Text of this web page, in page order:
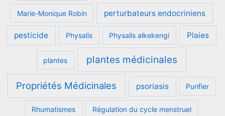
Marie-Monique Robin perturbateurs endocriniens
pesticide Physalis Physalis alkekengi Plaies
plantes plantes médicinales
Propriétés Médicinales psoriasis Purifier
Rhumatismes Régulation du cycle menstruel